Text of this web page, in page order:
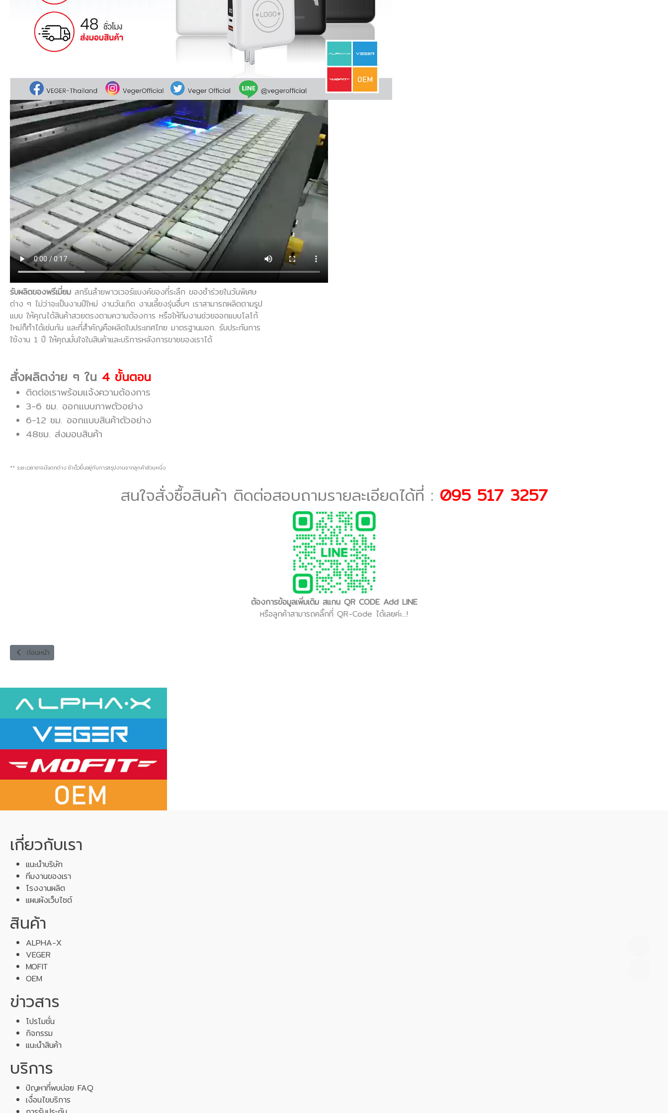
รับผลิตของพรีเมี่ยม สกรีนลำยพาวเวอร์แบงค์ของที่ระลึก ของชำร่วยในวันพิเศษ
ต่าง ๆ ไม่ว่าจะเป็นงานปีใหม่ งานวันเกิด งานเลี้ยงรุ่นอื่นๆ เราสามารถผลิตตามรูป
แบบ ให้คุณได้สินค้าสวยตรงตามความต้องการ หรือให้ทีมงานช่วยออกแบบโลโก้
ใหม่ก็ทำได้เช่นกัน และที่สำคัญคือผลิตในประเทศไทย มาตรฐานมอก. รับประกันการ
ใช้งาน 1 ปี ให้คุณมั่นใจในสินค้าและบริการหลังการขายของเราได้
สั่งผลิตง่าย ๆ ใน 4 ขั้นตอน
ติดต่อเราพร้อมแจ้งความต้องการ
3-6 ชม. ออกแบบภาพตัวอย่าง
6-12 ชม. ออกแบบสินค้าตัวอย่าง
48ชม. ส่งมอบสินค้า
** ระยะเวลาอาจมีแตกต่าง ช้าเร็วขึ้นอยู่กับการสรุปงานจากลูกค้าส่วนหนึ่ง
สนใจสั่งซื้อสินค้า ติดต่อสอบถามรายละเอียดได้ที่ : 095 517 3257
ต้องการข้อมูลเพิ่มเติม สแกน QR CODE Add LINE
หรือลูกค้าสามารถคลิ๊กที่ QR-Code ได้เลยค่ะ...!
เนื้อหาก่อนหน้า: OEM
ก่อนหน้า
เกี่ยวกับเรา
แนะนำบริษัท
ทีมงานของเรา
โรงงานผลิต
แผนผังเว็บไซต์
สินค้า
ALPHA-X
VEGER
MOFIT
OEM
ข่าวสาร
โปรโมชั่น
กิจกรรม
แนะนำสินค้า
บริการ
ปัญหาที่พบบ่อย FAQ
เงื่อนไขบริการ